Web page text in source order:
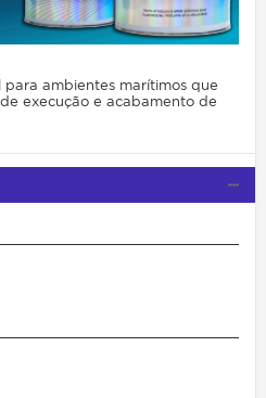
ambientes marítimos que
execução e acabamento de